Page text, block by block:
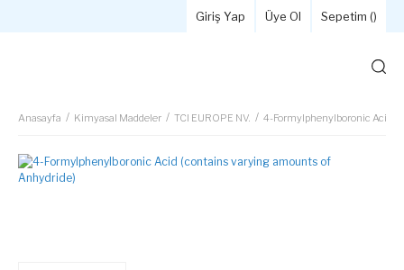
Giriş Yap Üye Ol Sepetim ()
Anasayfa Kimyasal Maddeler TCI EUROPE NV. 4-Formylphenylboronic Acid